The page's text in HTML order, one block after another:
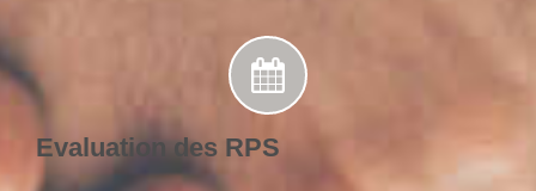
Evaluation des RPS